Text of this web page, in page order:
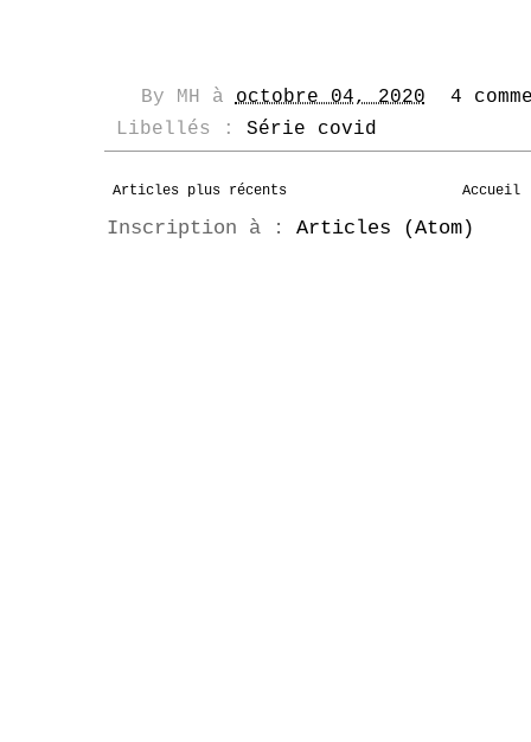
By MH àoctobre 04, 2020
4
Libellés : Série covid
Articles plus récents Accueil
Inscription à : Articles (Atom)